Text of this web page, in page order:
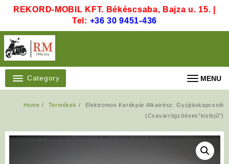
REKORD-MOBIL KFT. Békéscsaba, Bajza u. 15. |
Tel: +36 30 9451-436
Category MENU
Home Termékek
Elektromos Kerékpár Alkatrész: Gyújtáskapcsoló
(Csavarrögzítéses”kisfejű”)